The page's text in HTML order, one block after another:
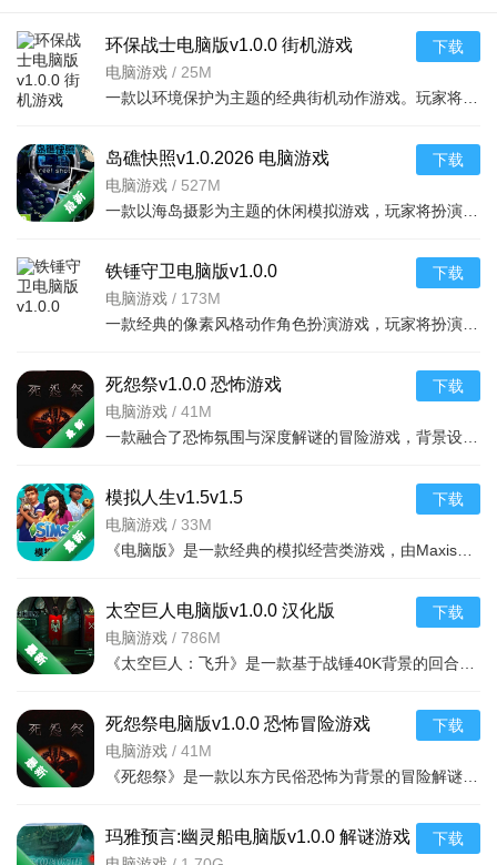
软件亮点：
单身异性，说见就见
真人互动，在线交友
精准定位，浪漫邂逅
真实资料，拒绝虚假
精彩动态，随时搭讪
打开本地陌约应用，进入“设置”选项。
选择“账号与安全”选项。
绑定微信后，即可方便快捷分享微信联系方式。
环保战士电脑版v1.0.0 街机游戏
电脑游戏 / 25M
下载
岛礁快照v1.0.2026 电脑游戏
电脑游戏 / 527M
下载
铁锤守卫电脑版v1.0.0
电脑游戏 / 173M
下载
死怨祭v1.0.0 恐怖游戏
电脑游戏 / 41M
下载
模拟人生v1.5v1.5
电脑游戏 / 33M
下载
太空巨人电脑版v1.0.0 汉化版
电脑游戏 / 786M
下载
死怨祭电脑版v1.0.0 恐怖冒险游戏
电脑游戏 / 41M
下载
玛雅预言:幽灵船电脑版v1.0.0 解谜游戏 下载